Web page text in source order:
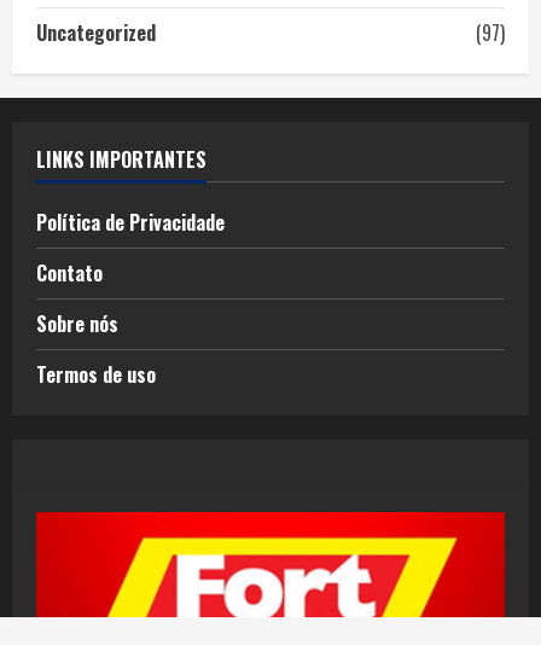
Uncategorized
(97)
LINKS IMPORTANTES
Política de Privacidade
Contato
Sobre nós
Termos de uso